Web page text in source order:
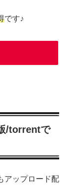
です♪
/torrentで
アップロード配